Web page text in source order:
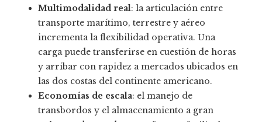
Multimodalidad real: la articulación entre
transporte marítimo, terrestre y aéreo
incrementa la flexibilidad operativa. Una
carga puede transferirse en cuestión de horas
y arribar con rapidez a mercados ubicados en
las dos costas del continente americano.
Economías de escala: el manejo de
transbordos y el almacenamiento a gran